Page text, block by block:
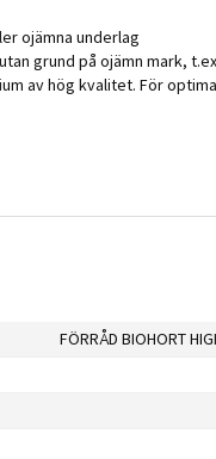
ojämna underlag
grund på ojämn mark,
av hög kvalitet. För